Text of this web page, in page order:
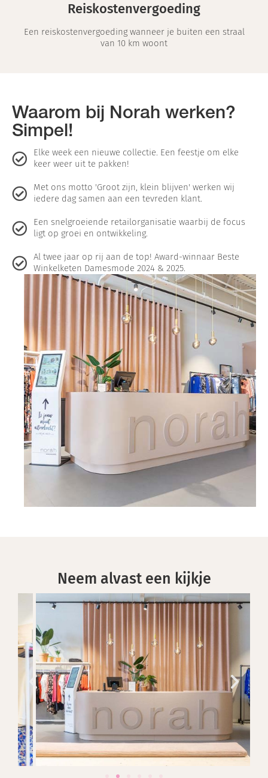
Reiskostenvergoeding
Een reiskostenvergoeding wanneer je buiten een straal
van 10 km woont
Waarom bij Norah werken?
Simpel!
Elke week een nieuwe collectie. Een feestje om elke
keer weer uit te pakken!
Met ons motto 'Groot zijn, klein blijven' werken wij
iedere dag samen aan een tevreden klant.
Een snelgroeiende retailorganisatie waarbij de focus
ligt op groei en ontwikkeling.
Al twee jaar op rij aan de top! Award-winnaar Beste
Winkelketen Damesmode 2024 & 2025.
Neem alvast een kijkje